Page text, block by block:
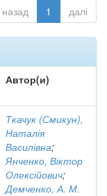
назад 1 далі
Автор(и)
Ткачук (Смикун),
Наталія
Василівна;
Янченко, Віктор
Олексійович;
Демченко, А. М.